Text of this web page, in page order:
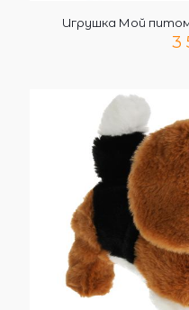
Игрушка Мой
3